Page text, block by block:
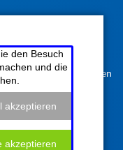
Sitemap
Anmelden
den Besuch
und die
akzeptieren
akzeptieren